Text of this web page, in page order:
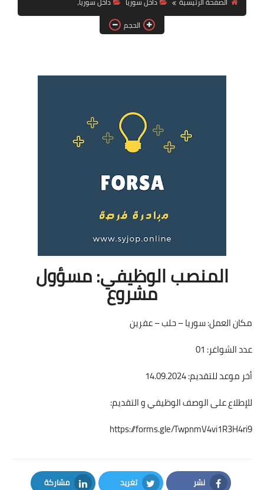
فرص عمل في العراق
فرص عمل في اليمن
الحجم
المنصب الوظيفي: مسؤول
مشروع
مكان العمل: سوريا – حلب – عفرين
عدد الشواغر: 01
أخر موعد للتقديم: 14.09.2024
للإطلاع على الوصف الوظيفي و التقديم:
https://forms.gle/TwpnmV4vi1R3H4ri9
نشر تغريد مشاركة